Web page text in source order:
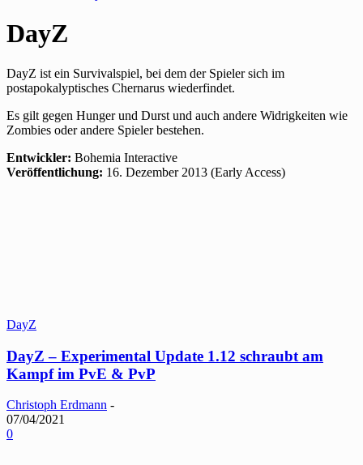
DayZ
DayZ ist ein Survivalspiel, bei dem der Spieler sich im
postapokalyptisches Chernarus wiederfindet.
Es gilt gegen Hunger und Durst und auch andere Widrigkeiten wie
Zombies oder andere Spieler bestehen.
Entwickler: Bohemia Interactive
Veröffentlichung: 16. Dezember 2013 (Early Access)
DayZ
DayZ – Experimental Update 1.12 schraubt am
Kampf im PvE & PvP
Christoph Erdmann -
07/04/2021
0